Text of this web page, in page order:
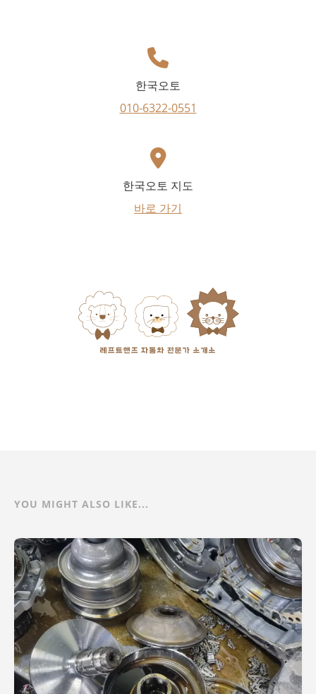
한국오토
010-6322-0551
한국오토 지도
바로 가기
YOU MIGHT ALSO LIKE...